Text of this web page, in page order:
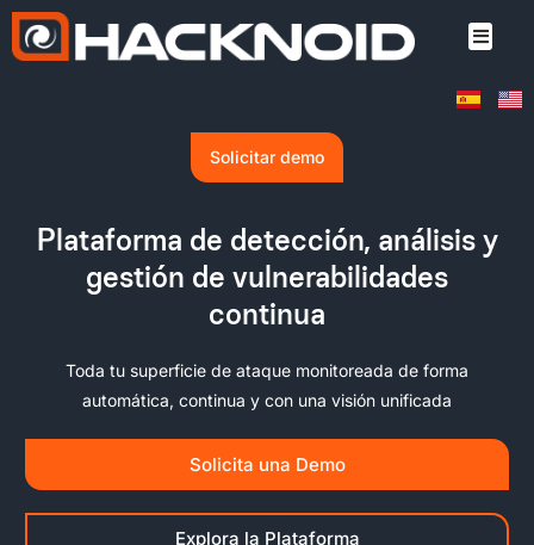
Solicitar demo
Plataforma de detección, análisis y
gestión de vulnerabilidades
continua
Toda tu superficie de ataque monitoreada de forma
automática, continua y con una visión unificada
Solicita una Demo
Explora la Plataforma